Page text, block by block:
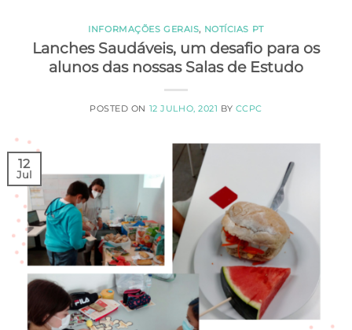
INFORMAÇÕES GERAIS, NOTÍCIAS PT
Lanches Saudáveis, um desafio para os
alunos das nossas Salas de Estudo
POSTED ON 12 JULHO, 2021 BY CCPC
12
Jul